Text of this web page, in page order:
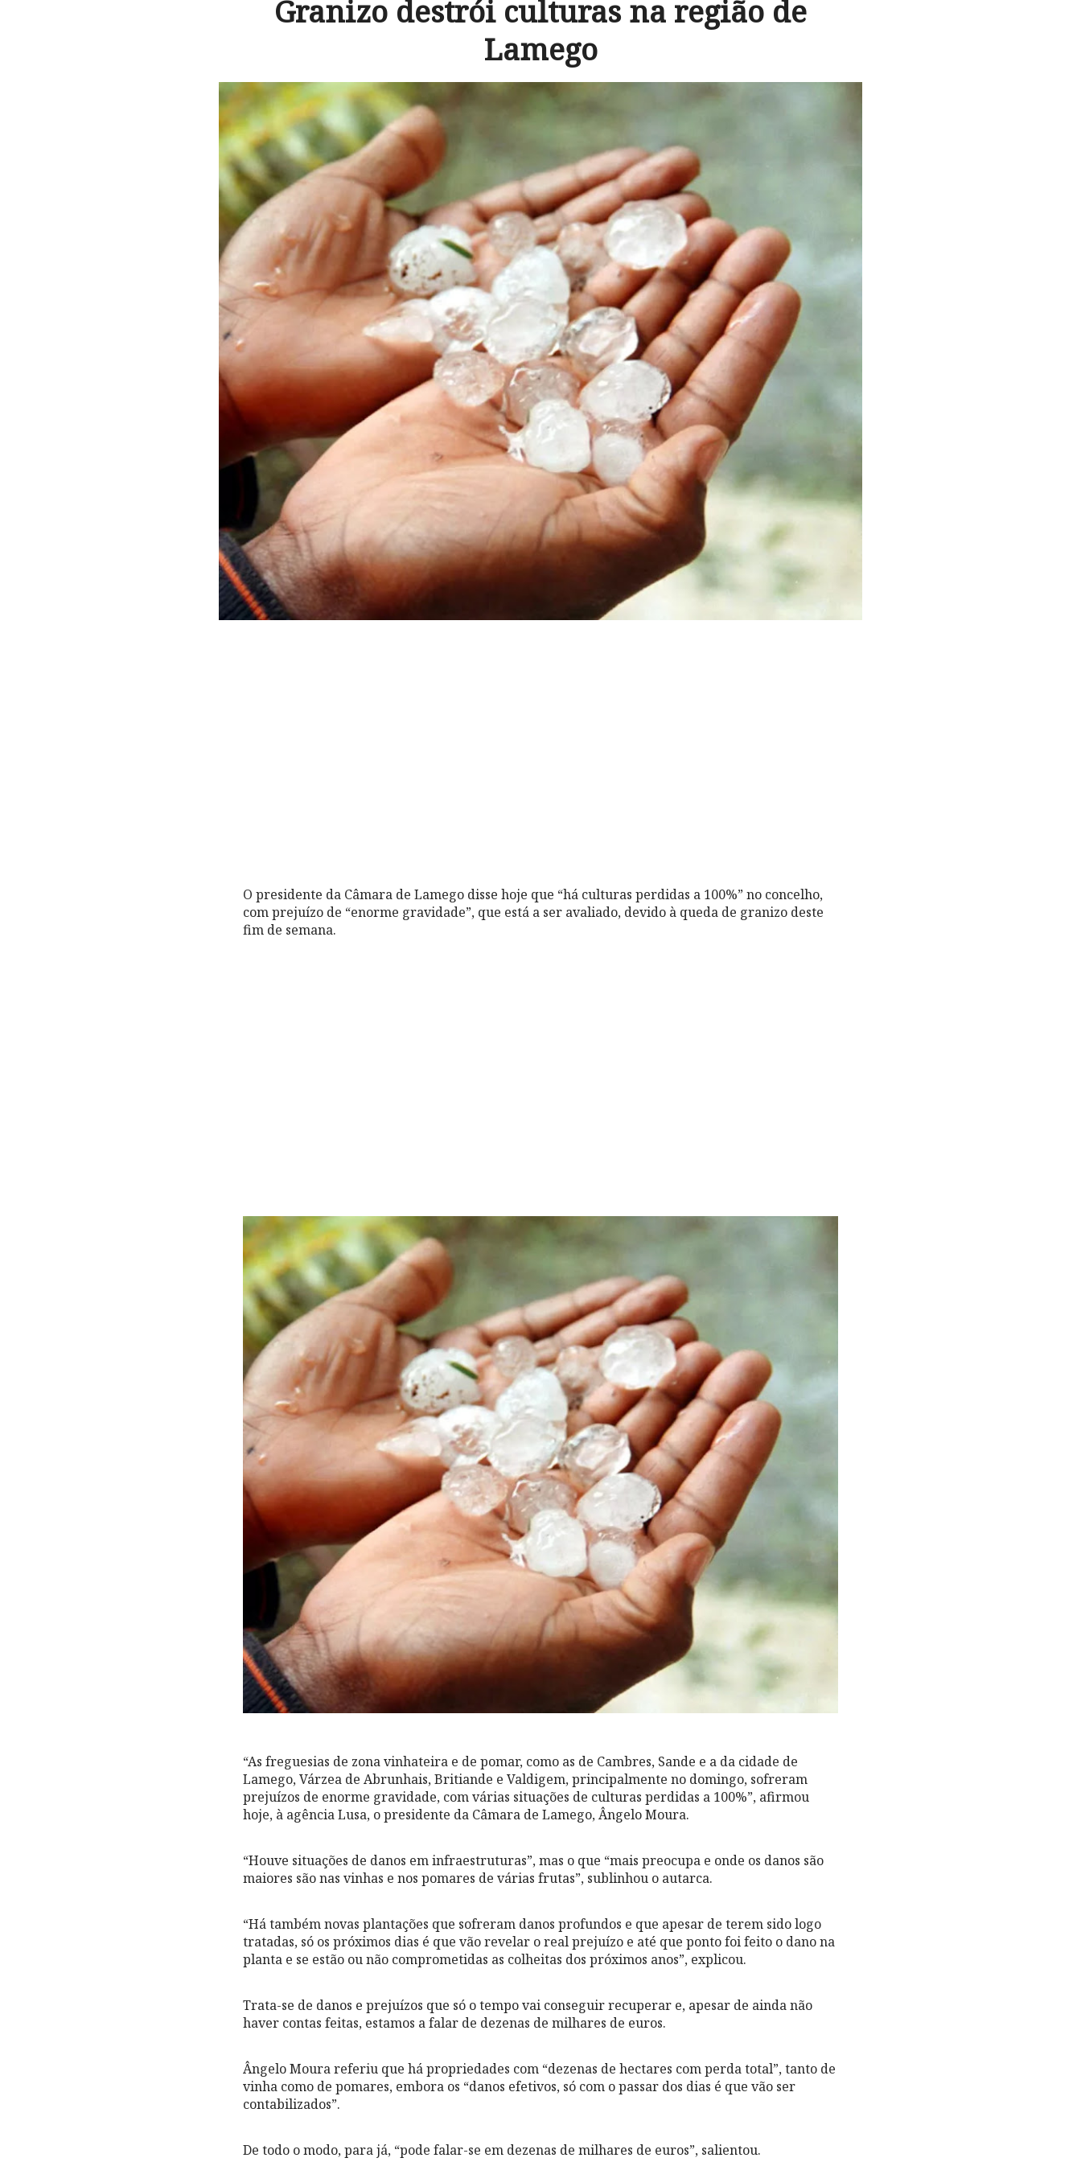
Granizo destrói culturas na região de
Lamego
O presidente da Câmara de Lamego disse hoje que “há culturas perdidas a 100%” no concelho,
com prejuízo de “enorme gravidade”, que está a ser avaliado, devido à queda de granizo deste
fim de semana.
“As freguesias de zona vinhateira e de pomar, como as de Cambres, Sande e a da cidade de
Lamego, Várzea de Abrunhais, Britiande e Valdigem, principalmente no domingo, sofreram
prejuízos de enorme gravidade, com várias situações de culturas perdidas a 100%”, afirmou
hoje, à agência Lusa, o presidente da Câmara de Lamego, Ângelo Moura.
“Houve situações de danos em infraestruturas”, mas o que “mais preocupa e onde os danos são
maiores são nas vinhas e nos pomares de várias frutas”, sublinhou o autarca.
“Há também novas plantações que sofreram danos profundos e que apesar de terem sido logo
tratadas, só os próximos dias é que vão revelar o real prejuízo e até que ponto foi feito o dano na
planta e se estão ou não comprometidas as colheitas dos próximos anos”, explicou.
Trata-se de danos e prejuízos que só o tempo vai conseguir recuperar e, apesar de ainda não
haver contas feitas, estamos a falar de dezenas de milhares de euros.
Ângelo Moura referiu que há propriedades com “dezenas de hectares com perda total”, tanto de
vinha como de pomares, embora os “danos efetivos, só com o passar dos dias é que vão ser
contabilizados”.
De todo o modo, para já, “pode falar-se em dezenas de milhares de euros”, salientou.